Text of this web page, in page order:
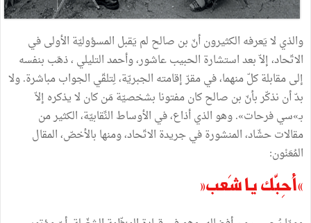
والذي لا يَعرفه الكثيرون أنّ بن صالح لم يَقبل المسؤوليّة الأولى في
الاتّحاد، إلاّ بعد استشارة الحبيب عاشور، وأحمد التليلي ، ذهَب بنفسه
إلى مقابلة كلّ منهما، في مقرّ إقامته الجبريّة، لِتلقّي الجواب مباشرة. ولا
بدّ أن نذكّر بأنّ بن صالح كان مفتونا بشخصيّة مَن كان لا يذكره إلاّ
بـ»سي فرحات». وهو الذي أذاع، في الأوساط النِّقابيّة، الكثير من
مقالات حشّاد، المنشورة في جريدة الاتّحاد، ومنها بالأخصّ، المقال
المُعَنْون:
«أُحِبّك يا شَعب»